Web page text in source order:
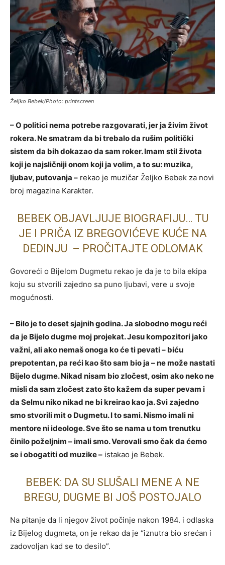
Željko Bebek/Photo: printscreen
– O politici nema potrebe razgovarati, jer ja živim život
rokera. Ne smatram da bi trebalo da rušim politički
sistem da bih dokazao da sam roker. Imam stil života
koji je najsličniji onom koji ja volim, a to su: muzika,
ljubav, putovanja – rekao je muzičar Željko Bebek za novi
broj magazina Karakter.
BEBEK OBJAVLJUJE BIOGRAFIJU… TU
JE I PRIČA IZ BREGOVIĆEVE KUĆE NA
DEDINJU – PROČITAJTE ODLOMAK
Govoreći o Bijelom Dugmetu rekao je da je to bila ekipa
koju su stvorili zajedno sa puno ljubavi, vere u svoje
mogućnosti.
– Bilo je to deset sjajnih godina. Ja slobodno mogu reći
da je Bijelo dugme moj projekat. Jesu kompozitori jako
važni, ali ako nemaš onoga ko će ti pevati – biću
prepotentan, pa reći kao što sam bio ja – ne može nastati
Bijelo dugme. Nikad nisam bio zločest, osim ako neko ne
misli da sam zločest zato što kažem da super pevam i
da Selmu niko nikad ne bi kreirao kao ja. Svi zajedno
smo stvorili mit o Dugmetu. I to sami. Nismo imali ni
mentore ni ideologe. Sve što se nama u tom trenutku
činilo poželjnim – imali smo. Verovali smo čak da ćemo
se i obogatiti od muzike – istakao je Bebek.
BEBEK: DA SU SLUŠALI MENE A NE
BREGU, DUGME BI JOŠ POSTOJALO
Na pitanje da li njegov život počinje nakon 1984. i odlaska
iz Bijelog dugmeta, on je rekao da je “iznutra bio srećan i
zadovoljan kad se to desilo”.